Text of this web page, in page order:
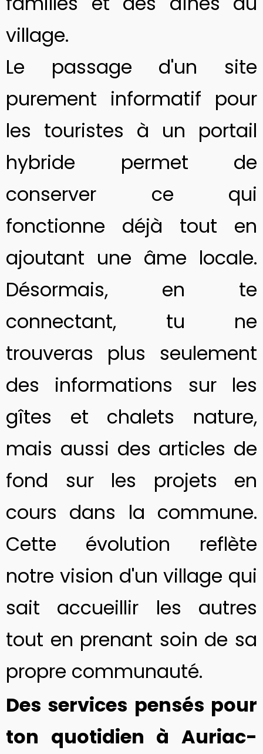
village.
Le passage d'un site
purement informatif pour
les touristes à un portail
hybride permet de
conserver ce qui
fonctionne déjà tout en
ajoutant une âme locale.
Désormais, en te
connectant, tu ne
trouveras plus seulement
des informations sur les
gîtes et chalets nature,
mais aussi des articles de
fond sur les projets en
cours dans la commune.
Cette évolution reflète
notre vision d'un village qui
sait accueillir les autres
tout en prenant soin de sa
propre communauté.
Des services pensés pour
ton quotidien à Auriac-